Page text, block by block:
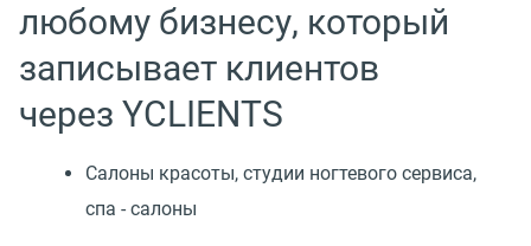
любому бизнесу, который
записывает клиентов
через YCLIENTS
Cалоны красоты, студии ногтевого сервиса,
спа - салоны